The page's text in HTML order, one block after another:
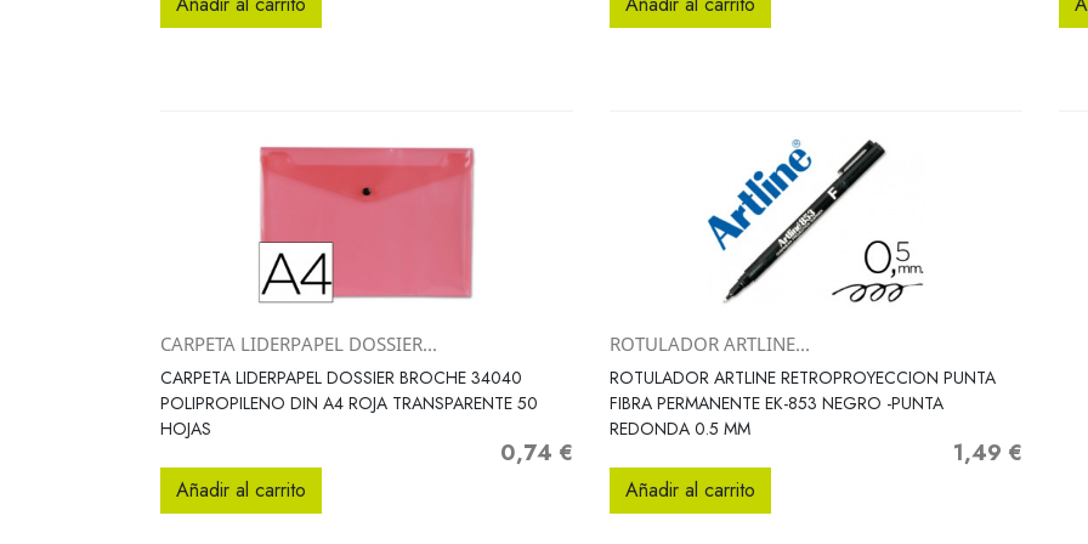
Vista rápida
CARPETA LIDERPAPEL DOSSIER...
CARPETA LIDERPAPEL DOSSIER BROCHE 34040
POLIPROPILENO DIN A4 ROJA TRANSPARENTE 50
HOJAS
Precio
0,74 €
Añadir al carrito
 Vista rápida
ROTULADOR ARTLINE...
ROTULADOR ARTLINE RETROPROYECCION PUNTA
FIBRA PERMANENTE EK-853 NEGRO -PUNTA
REDONDA 0.5 MM
Precio
1,49 €
Añadir al carrito